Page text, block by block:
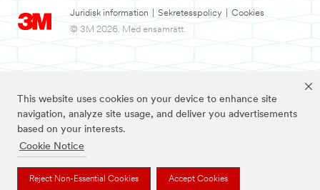
This website uses cookies on your device to enhance site
navigation, analyze site usage, and deliver you advertisements
based on your interests.
Cookie Notice
Reject Non-Essential Cookies Accept Cookies
Juridisk information Sekretesspolicy
Cookies
© 3M 2026. Med ensamrätt.
3M och Nexcare™ är varumärken som tillhör 3M.